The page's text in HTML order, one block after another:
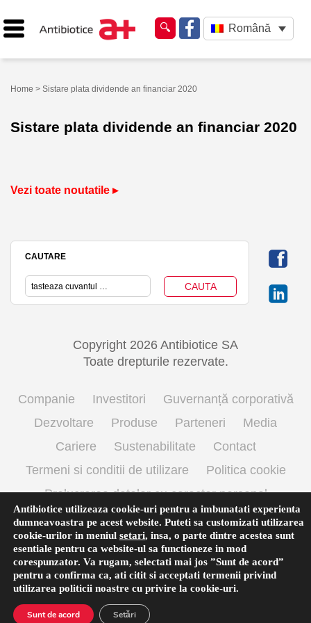
Română
Home > Sistare plata dividende an financiar 2020
Sistare plata dividende an financiar 2020
Vezi toate noutatile ▸
CAUTARE
Copyright 2026 Antibiotice SA
Toate drepturile rezervate.
Companie Investitori
Guvernanță corporativă
Dezvoltare
Produse Parteneri
Media
Cariere
Sustenabilitate
Contact
Termeni si conditii de utilizare
Politica cookie
Prelucrarea datelor cu caracter personal
Antibiotice utilizeaza cookie-uri pentru a imbunatati experienta
dumneavoastra pe acest website. Puteti sa customizati utilizarea
cookie-urilor in meniul setari, insa, o parte dintre acestea sunt
esentiale pentru ca website-ul sa functioneze in mod
corespunzator. Va rugam, selectati mai jos ”Sunt de acord”
pentru a confirma ca, ati citit si acceptati termenii privind
utilizarea politicii noastre cu privire la cookie-uri.
Sunt de acord Setări
English(Engleză) Română